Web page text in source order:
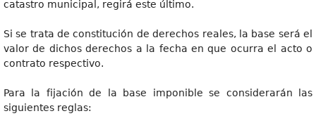
catastro municipal, regirá este último.
Si se trata de constitución de derechos reales, la base será el
valor de dichos derechos a la fecha en que ocurra el acto o
contrato respectivo.
Para la fijación de la base imponible se considerarán las
siguientes reglas: